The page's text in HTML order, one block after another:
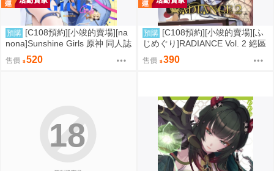
預購 [C108預約][小竣的賣場][na
nona]Sunshine Girls 原神 同人誌
id=3774614
售價 520
預購 [C108預約][小竣的賣場][ふ
じめぐり]RADIANCE Vol. 2 絕區
零 同人誌id=3755087
售價 390
18